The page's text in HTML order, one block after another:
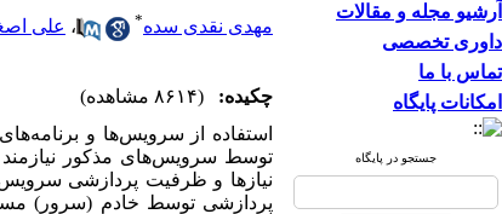
آرشیو مجله و مقالات
داوری تخصصی
تماس با ما
امکانات پایگاه
جستجو در پایگاه
مهدی نقدی سده* ، علی
چکیده:
(۸۶۱۴ مشاهده)
استفاده از سرویس‌ها و
توسط سرویس‌های مذکور نیازمند
نیازها و ظرفیت پردازشی
پردازشی توسط خادم (سرور)